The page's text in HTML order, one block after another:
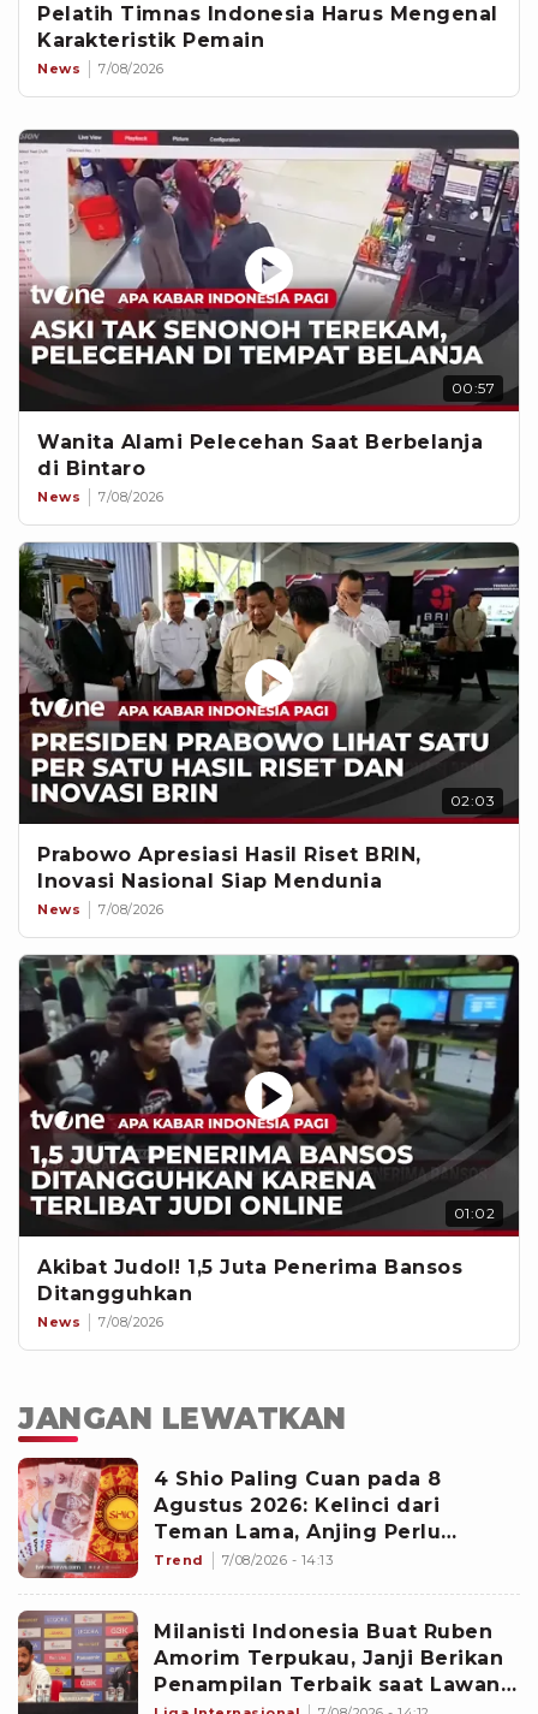
Pelatih Timnas Indonesia Harus Mengenal
Karakteristik Pemain
News 7/08/2026
00:57
Wanita Alami Pelecehan Saat Berbelanja
di Bintaro
News 7/08/2026
02:03
Prabowo Apresiasi Hasil Riset BRIN,
Inovasi Nasional Siap Mendunia
News 7/08/2026
01:02
Akibat Judol! 1,5 Juta Penerima Bansos
Ditangguhkan
News 7/08/2026
JANGAN LEWATKAN
4 Shio Paling Cuan pada 8
Agustus 2026: Kelinci dari
Teman Lama, Anjing Perlu
Waspada
Trend 7/08/2026 - 14:13
Milanisti Indonesia Buat Ruben
Amorim Terpukau, Janji Berikan
Penampilan Terbaik saat Lawan